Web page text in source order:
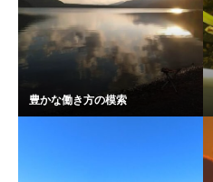
豊かな働き方の模索